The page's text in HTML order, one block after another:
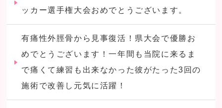
ッカー選手権大会おめでとうございます。
有痛性外脛骨から見事復活！県大会で優勝お
めでとうございます！一年間も当院に来るま
で痛くて練習も出来なかった彼がたった3回の
施術で改善し元気に活躍！